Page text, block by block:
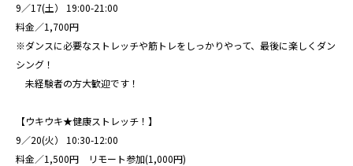
9／17(土） 19:00-21:00
料金／1,700円
※ダンスに必要なストレッチや筋トレをしっかりやって、最後に楽しくダン
シング！
未経験者の方大歓迎です！
【ウキウキ★健康ストレッチ！】
9／20(火） 10:30-12:00
料金／1,500円 リモート参加(1,000円)